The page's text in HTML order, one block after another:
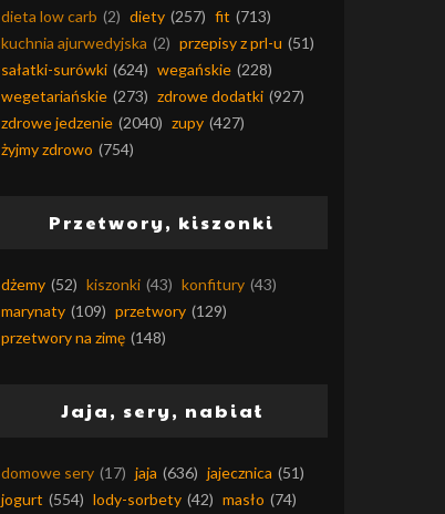
dieta low carb (2) diety (257) fit (713)
kuchnia ajurwedyjska (2) przepisy z prl-u (51)
sałatki-surówki (624) wegańskie (228)
wegetariańskie (273) zdrowe dodatki (927)
zdrowe jedzenie (2040) zupy (427)
żyjmy zdrowo (754)
Przetwory, kiszonki
dżemy (52) kiszonki (43) konfitury (43)
marynaty (109) przetwory (129)
przetwory na zimę (148)
Jaja, sery, nabiał
domowe sery (17) jaja (636) jajecznica (51)
jogurt (554) lody-sorbety (42) masło (74)